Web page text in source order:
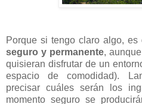
Porque si tengo claro algo, es
seguro y permanente,
quisieran disfrutar de un
espacio de comodidad).
precisar cuáles serán los
momento seguro se